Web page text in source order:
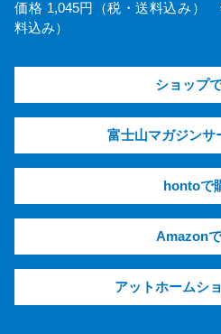
価格 1,045円（税・送料込み）
料込み）
ショップ
富士山マガジンサ
hontoで
Amazon
アットホームシ